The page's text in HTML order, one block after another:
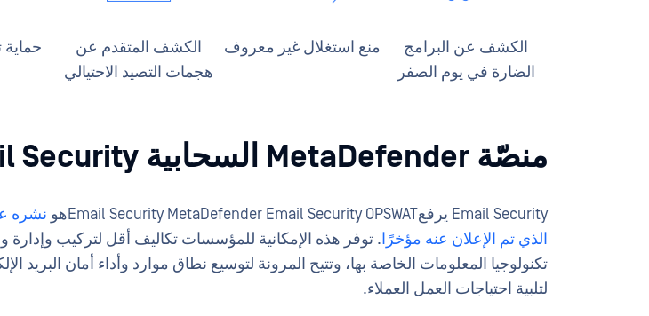
الكشف عن البرامج
الضارة في يوم الصفر
منع استغلال غير معروف
الكشف المتقدم عن
هجمات التصيد الاحتيالي
حماية
منصّة MetaDefender السحابية Email Security
Email Security يرفعEmail Security MetaDefender Email Security OPSWATهو
نشره
الذي تم الإعلان عنه مؤخرًا. توفر هذه الإمكانية للمؤسسات تكاليف أقل لتركيب وإدارة
تكنولوجيا المعلومات الخاصة بها، وتتيح المرونة لتوسيع نطاق موارد وأداء أمان البريد
لتلبية احتياجات العمل العملاء.